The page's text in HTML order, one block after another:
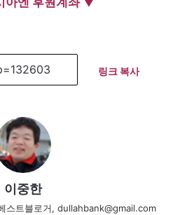
링크 복사
이중한
스트블로거, dullahbank@gmail.com